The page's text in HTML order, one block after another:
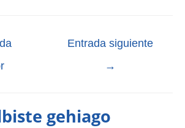
Entrada siguiente
→
gehiago